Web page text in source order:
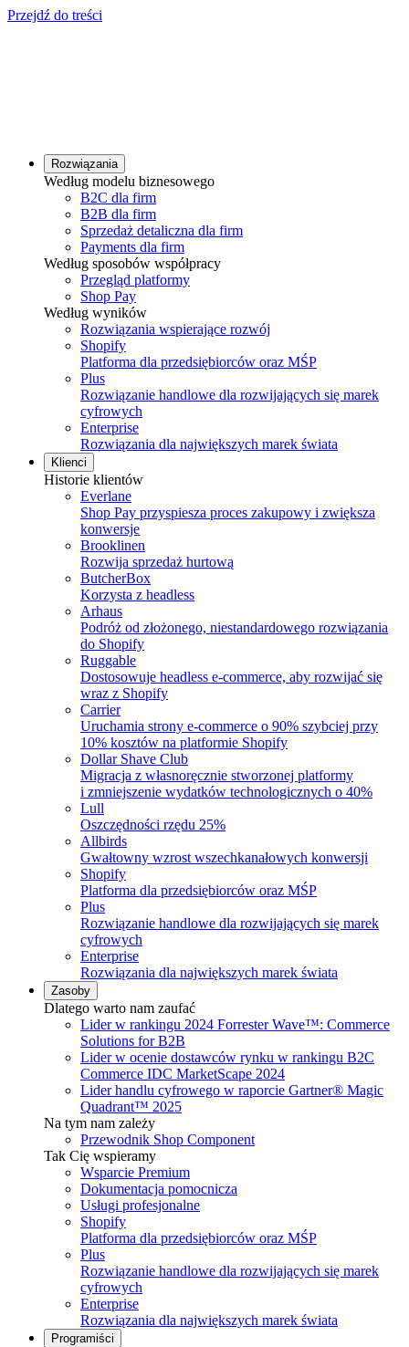
Przejdź do treści
Rozwiązania
Według modelu biznesowego
B2C dla firm
B2B dla firm
Sprzedaż detaliczna dla firm
Payments dla firm
Według sposobów współpracy
Przegląd platformy
Shop Pay
Według wyników
Rozwiązania wspierające rozwój
Shopify
Platforma dla przedsiębiorców oraz MŚP
Plus
Rozwiązanie handlowe dla rozwijających się marek
cyfrowych
Enterprise
Rozwiązania dla największych marek świata
Klienci
Historie klientów
Everlane
Shop Pay przyspiesza proces zakupowy i zwiększa
konwersje
Brooklinen
Rozwija sprzedaż hurtową
ButcherBox
Korzysta z headless
Arhaus
Podróż od złożonego, niestandardowego rozwiązania
do Shopify
Ruggable
Dostosowuje headless e-commerce, aby rozwijać się
wraz z Shopify
Carrier
Uruchamia strony e-commerce o 90% szybciej przy
10% kosztów na platformie Shopify
Dollar Shave Club
Migracja z własnoręcznie stworzonej platformy
i zmniejszenie wydatków technologicznych o 40%
Lull
Oszczędności rzędu 25%
Allbirds
Gwałtowny wzrost wszechkanałowych konwersji
Shopify
Platforma dla przedsiębiorców oraz MŚP
Plus
Rozwiązanie handlowe dla rozwijających się marek
cyfrowych
Enterprise
Rozwiązania dla największych marek świata
Zasoby
Dlatego warto nam zaufać
Lider w rankingu 2024 Forrester Wave™: Commerce
Solutions for B2B
Lider w ocenie dostawców rynku w rankingu B2C
Commerce IDC MarketScape 2024
Lider handlu cyfrowego w raporcie Gartner® Magic
Quadrant™ 2025
Na tym nam zależy
Przewodnik Shop Component
Tak Cię wspieramy
Wsparcie Premium
Dokumentacja pomocnicza
Usługi profesjonalne
Shopify
Platforma dla przedsiębiorców oraz MŚP
Plus
Rozwiązanie handlowe dla rozwijających się marek
cyfrowych
Enterprise
Rozwiązania dla największych marek świata
Programiści